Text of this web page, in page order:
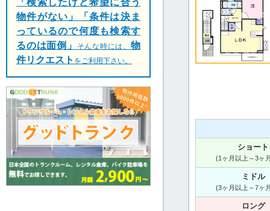
ショート
(1ヶ月以上～3ヶ
ミドル
(3ヶ月以上～7ヶ
ロング
「検索したけど希望に合う
物件がない」「条件は決ま
っているので何度も検索す
るのは面倒」
そんな時には、物
件リクエスト をご利用下さい。